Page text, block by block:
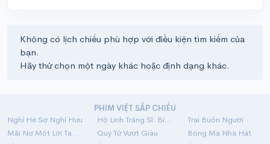
Không có lịch chiếu phù hợp với điều kiện tìm kiếm của
bạn.
Hãy thử chọn một ngày khác hoặc định dạng khác.
PHIM VIỆT SẮP CHIẾU
Nghỉ Hè Sợ Nghỉ Hưu
Hộ Linh Tráng Sĩ: Bí Ẩn Mộ Vua Đinh
Trại Buôn Người
Mãi Nợ Một Lời Tạm Biệt
Quý Tử Vượt Giàu
Bóng Ma Nhà Hát